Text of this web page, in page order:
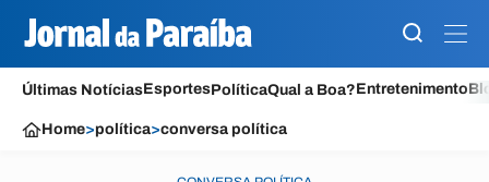
Últimas NotíciasEsportesPolíticaQual a Boa?Entretenimento
Home>política>conversa política